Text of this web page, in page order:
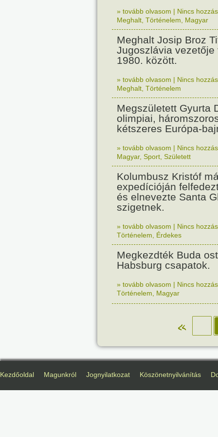
» tovább olvasom | Nincs
Meghalt Történelem Magyar
Meghalt Josip Broz
Jugoszlávia vezetője
1980. között.
» tovább olvasom | Nincs
Meghalt Történelem
Megszületett Gyurta
olimpiai,
kétszeres Európa-
» tovább olvasom | Nincs
Magyar, Sport Született
Kolumbusz Kristóf
expedícióján
és elnevezte Santa
szigetnek.
» tovább olvasom | Nincs
Történelem
Érdekes
Megkezdték Buda
Habsburg csapatok.
» tovább olvasom | Nincs
Történelem
Magyar
«
Kezdőoldal Magunkról Jognyilatkozat Köszönetnyilvánítás